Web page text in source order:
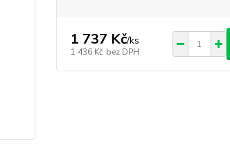
1 737 Kč/ks
1 436 Kč bez DPH